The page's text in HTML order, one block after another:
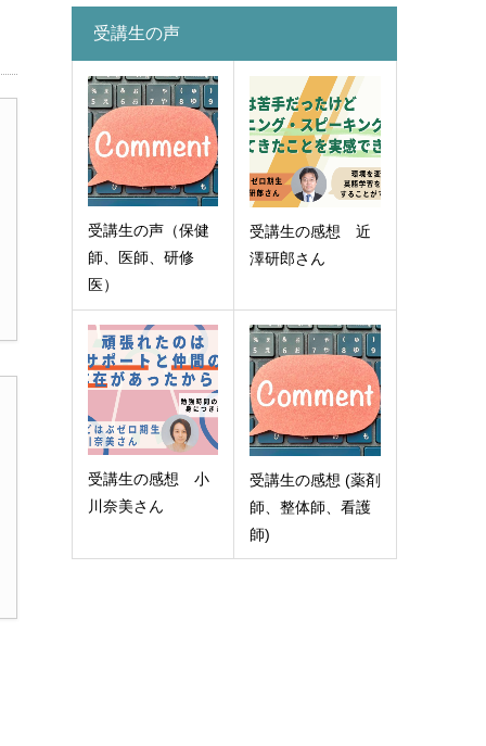
受講生の声
受講生の声（保健
師、医師、研修
医）
受講生の感想 近
澤研郎さん
受講生の感想 小
川奈美さん
受講生の感想 (薬剤
師、整体師、看護
師)